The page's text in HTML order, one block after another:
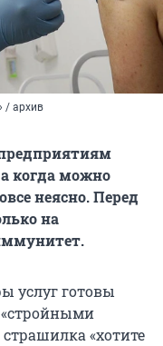
/ архив
когда можно
неясно. Перед
на
услуг готовы
«стройными
«хотите